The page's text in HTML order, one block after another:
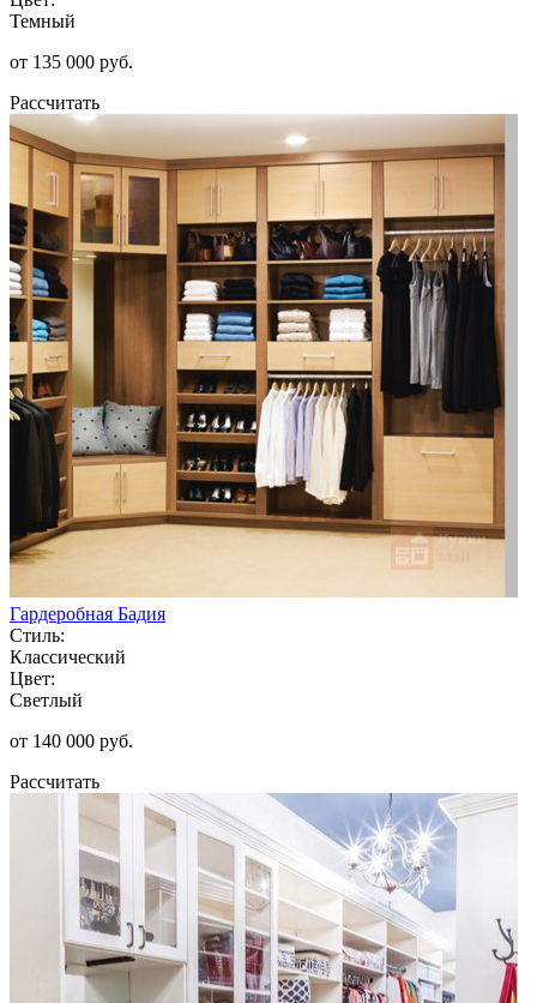
Темный
от 135 000 руб.
Рассчитать
Гардеробная Бадия
Стиль:
Классический
Цвет:
Светлый
от 140 000 руб.
Рассчитать